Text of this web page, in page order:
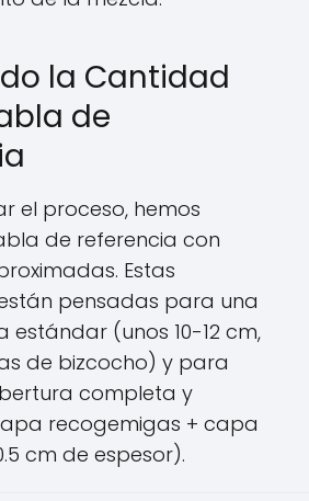
la Cantidad
de
el proceso, hemos
de referencia con
Estas
pensadas para una
(unos 10-12 cm,
de bizcocho) y para
completa y
recogemigas + capa
cm de espesor).